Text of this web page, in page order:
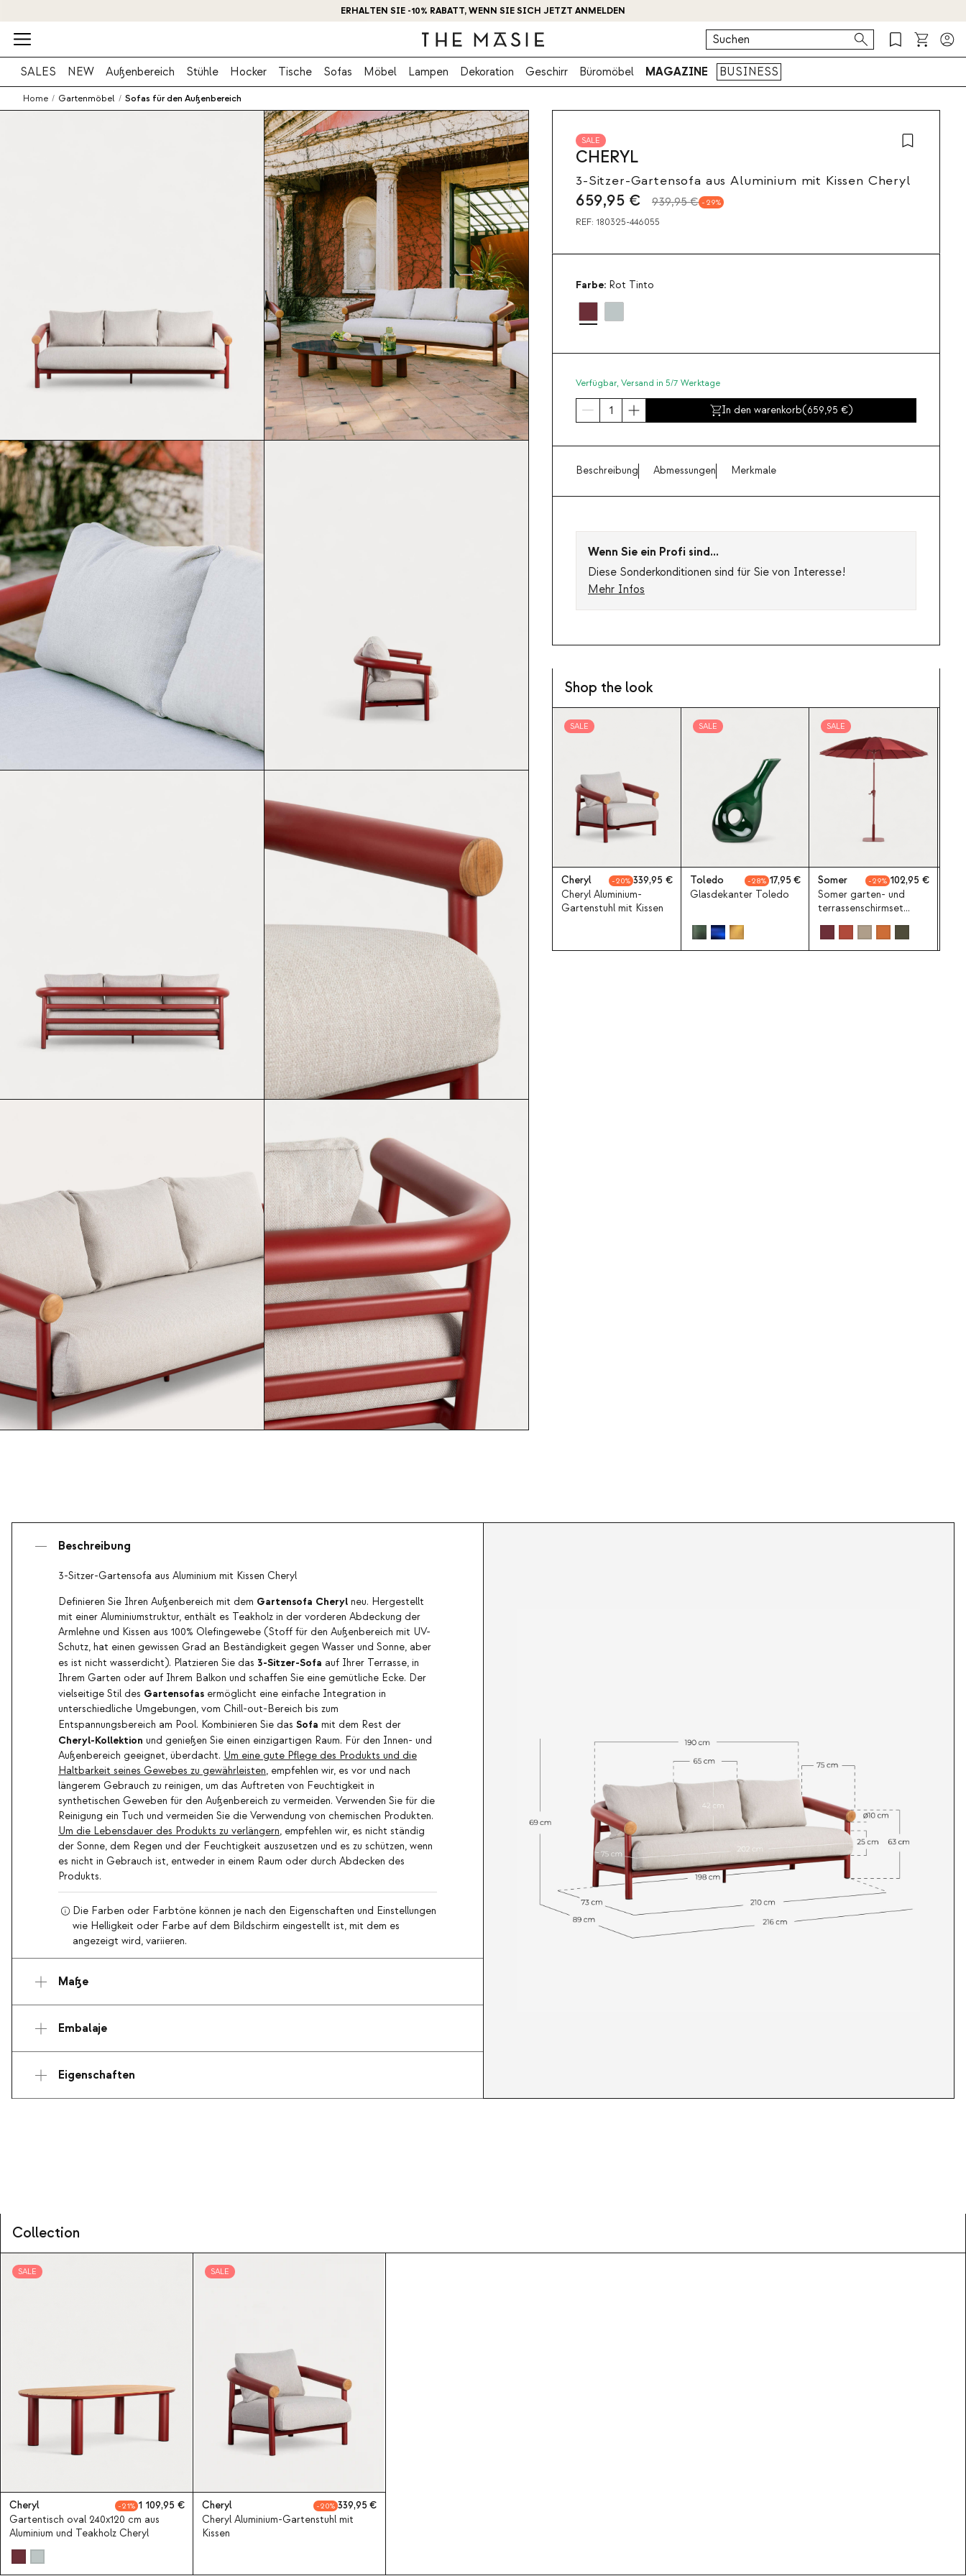
ERHALTEN SIE -10% RABATT, WENN SIE SICH JETZT ANMELDEN
SALES NEW Außenbereich Stühle Hocker Tische Sofas Möbel Lampen Dekoration Geschirr Büromöbel MAGAZINE BUSINESS
Home / Gartenmöbel / Sofas für den Außenbereich
SALE
CHERYL
3-Sitzer-Gartensofa aus Aluminium mit Kissen Cheryl
659,95 € 939,95 € 29
REF: 180325-446055
Farbe: Rot Tinto
Verfügbar, Versand in 5/7 Werktage
In den warenkorb(659,95 )
Beschreibung Abmessungen Merkmale
Wenn Sie ein Profi sind...
Diese Sonderkonditionen sind für Sie von Interesse!
Mehr Infos
Shop the look
SALE
Cheryl 20
339,95
Cheryl Aluminium-
Gartenstuhl mit Kissen
SALE
Toledo 28
17,95
Glasdekanter Toledo
SALE
Somer 29
102,95
Somer garten- und
terrassenschirmset
Ø250 cm mit
Beschreibung
3-Sitzer-Gartensofa aus Aluminium mit Kissen Cheryl
Definieren Sie Ihren Außenbereich mit dem Gartensofa Cheryl neu. Hergestellt
mit einer Aluminiumstruktur, enthält es Teakholz in der vorderen Abdeckung der
Armlehne und Kissen aus 100% Olefingewebe (Stoff für den Außenbereich mit UV-
Schutz, hat einen gewissen Grad an Beständigkeit gegen Wasser und Sonne, aber
es ist nicht wasserdicht). Platzieren Sie das 3-Sitzer-Sofa auf Ihrer Terrasse, in
Ihrem Garten oder auf Ihrem Balkon und schaffen Sie eine gemütliche Ecke. Der
vielseitige Stil des Gartensofas ermöglicht eine einfache Integration in
unterschiedliche Umgebungen, vom Chill-out-Bereich bis zum
Entspannungsbereich am Pool. Kombinieren Sie das Sofa mit dem Rest der
Cheryl-Kollektion und genießen Sie einen einzigartigen Raum. Für den Innen- und
Außenbereich geeignet, überdacht. Um eine gute Pflege des Produkts und die
Haltbarkeit seines Gewebes zu gewährleisten, empfehlen wir, es vor und nach
längerem Gebrauch zu reinigen, um das Auftreten von Feuchtigkeit in
synthetischen Geweben für den Außenbereich zu vermeiden. Verwenden Sie für die
Reinigung ein Tuch und vermeiden Sie die Verwendung von chemischen Produkten.
Um die Lebensdauer des Produkts zu verlängern, empfehlen wir, es nicht ständig
der Sonne, dem Regen und der Feuchtigkeit auszusetzen und es zu schützen, wenn
es nicht in Gebrauch ist, entweder in einem Raum oder durch Abdecken des
Produkts.
Die Farben oder Farbtöne können je nach den Eigenschaften und Einstellungen
wie Helligkeit oder Farbe auf dem Bildschirm eingestellt ist, mit dem es
angezeigt wird, variieren.
Maße
Embalaje
Eigenschaften
Collection
SALE
Cheryl 21
1 109,95
Gartentisch oval 240x120 cm aus
Aluminium und Teakholz Cheryl
SALE
Cheryl 20
339,95
Cheryl Aluminium-Gartenstuhl mit
Kissen